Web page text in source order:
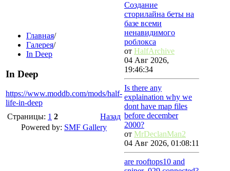
Главная/
Галерея/
In Deep
In Deep
https://www.moddb.com/mods/half-
life-in-deep
Страницы: 1 2
Назад
Powered by: SMF Gallery
Создание
сторилайна беты на
базе всеми
ненавидимого
роблокса
от HalfArchive
04 Авг 2026,
19:46:34
Is there any
explaination why we
dont have map files
before december
2000?
от MrDeclanMan2
04 Авг 2026, 01:08:11
are rooftops10 and